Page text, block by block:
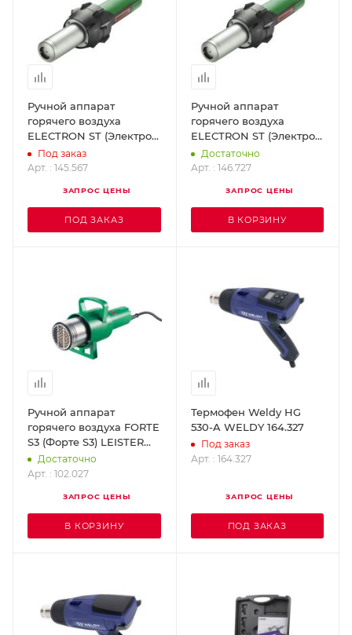
Ручной аппарат
горячего воздуха
ELECTRON ST (Электрон
ST) в кейсе LEISTER
145.567
Под заказ
Арт. : 145.567
ЗАПРОС ЦЕНЫ
ПОД ЗАКАЗ
Ручной аппарат
горячего воздуха
ELECTRON ST (Электрон
ST) без кейса LEISTER
146.727
Достаточно
Арт. : 146.727
ЗАПРОС ЦЕНЫ
В КОРЗИНУ
Ручной аппарат
горячего воздуха FORTE
S3 (Форте S3) LEISTER
102.027
Достаточно
Арт. : 102.027
ЗАПРОС ЦЕНЫ
В КОРЗИНУ
Термофен Weldy HG
530-A WELDY 164.327
Под заказ
Арт. : 164.327
ЗАПРОС ЦЕНЫ
ПОД ЗАКАЗ